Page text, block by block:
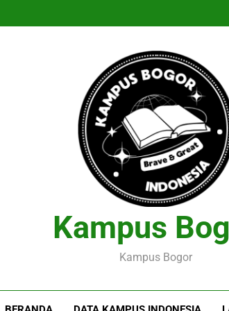
Kampus
Kampus Bogor